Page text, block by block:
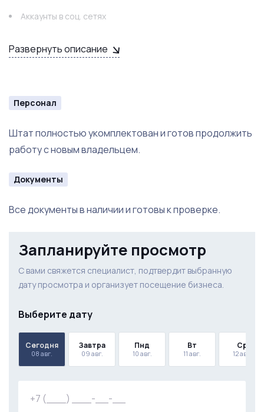
Аккаунты в соц. сетях
Развернуть описание
Персонал
Штат полностью укомплектован и готов продолжить
работу с новым владельцем.
Документы
Все документы в наличии и готовы к проверке.
Запланируйте просмотр
С вами свяжется специалист, подтвердит выбранную
дату просмотра и организует посещение бизнеса.
Выберите дату
Сегодня
08 авг.
Завтра
09 авг.
Пнд
10 авг.
Вт
11 авг.
Ср
12 авг.